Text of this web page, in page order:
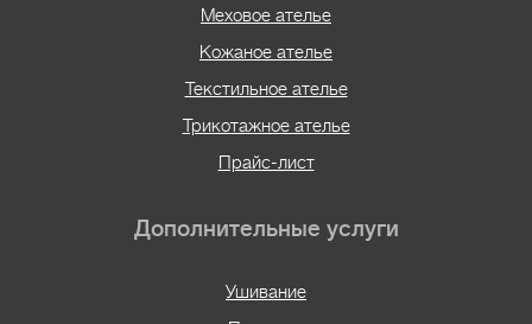
Меховое ателье
Кожаное ателье
Текстильное ателье
Трикотажное ателье
Прайс-лист
Дополнительные услуги
Ушивание